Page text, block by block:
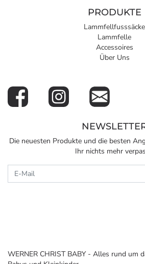
PRODUKTE
Lammfellfusssäcke
Lammfelle
Accessoires
Über Uns
Die neuesten Produkte und die besten
Ihr nichts mehr
WERNER CHRIST BABY - Alles rund um